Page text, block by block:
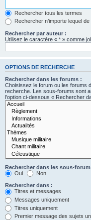
Rechercher tous les termes
Rechercher n’importe lequel
Rechercher par auteur :
Utilisez le caractère « * » comme
OPTIONS DE RECHERCHE
Rechercher dans les forums :
Choisissez le forum ou les forums
recherche. Les sous-forums sont
l’option ci-dessous « Rechercher
Rechercher dans les sous-
Oui
Non
Rechercher dans :
Titres et messages
Messages uniquement
Titres uniquement
Premier message des sujets